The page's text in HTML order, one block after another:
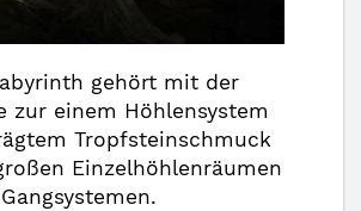
gehört mit der
zur einem Höhlensystem
Tropfsteinschmuck
Einzelhöhlenräumen